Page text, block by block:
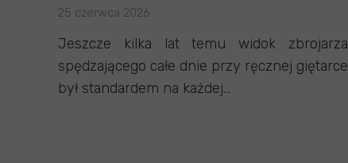
25 czerwca 2026
Jeszcze kilka lat temu widok zbrojarza
spędzającego całe dnie przy ręcznej giętarce
był standardem na każdej...